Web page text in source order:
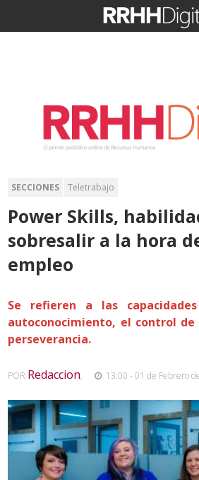
SECCIONES Teletrabajo
Power Skills,
sobresalir a la hora
empleo
Se refieren a las
autoconocimiento, el control de
perseverancia.
POR Redaccion, 13:00 - 01 de Febrero